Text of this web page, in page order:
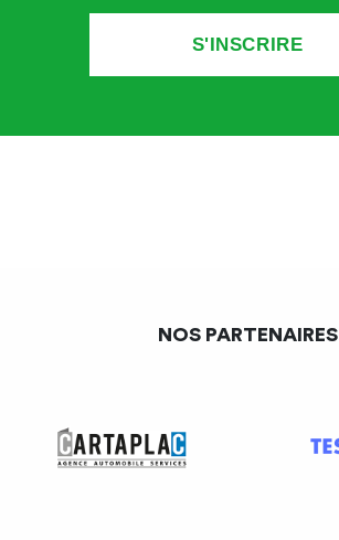
NOS PARTENAIRES